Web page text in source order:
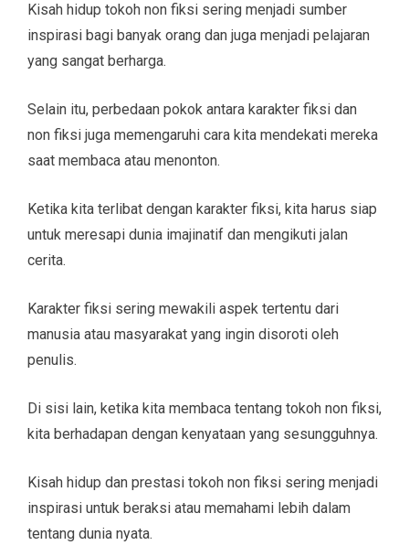
Kisah hidup tokoh non fiksi sering menjadi sumber
inspirasi bagi banyak orang dan juga menjadi pelajaran
yang sangat berharga.
Selain itu, perbedaan pokok antara karakter fiksi dan
non fiksi juga memengaruhi cara kita mendekati mereka
saat membaca atau menonton.
Ketika kita terlibat dengan karakter fiksi, kita harus siap
untuk meresapi dunia imajinatif dan mengikuti jalan
cerita.
Karakter fiksi sering mewakili aspek tertentu dari
manusia atau masyarakat yang ingin disoroti oleh
penulis.
Di sisi lain, ketika kita membaca tentang tokoh non fiksi,
kita berhadapan dengan kenyataan yang sesungguhnya.
Kisah hidup dan prestasi tokoh non fiksi sering menjadi
inspirasi untuk beraksi atau memahami lebih dalam
tentang dunia nyata.